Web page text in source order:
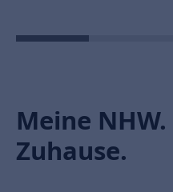
Meine
Zuhause.